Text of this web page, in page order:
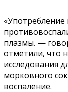
«Употребление
плазмы, —
отметили, что
исследования
морковного
воспаление.